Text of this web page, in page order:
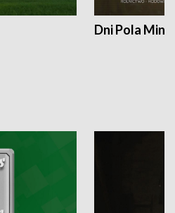
Dni Pola